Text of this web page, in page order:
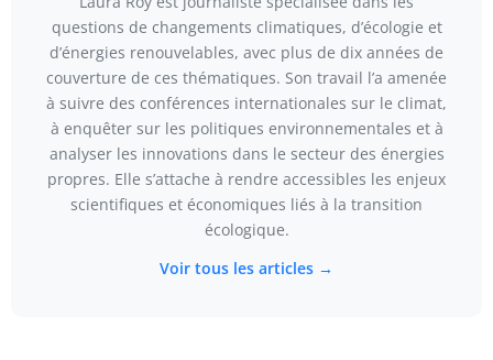
questions de changements climatiques, d’écologie et
d’énergies renouvelables, avec plus de dix années de
couverture de ces thématiques. Son travail l’a amenée
à suivre des conférences internationales sur le climat,
à enquêter sur les politiques environnementales et à
analyser les innovations dans le secteur des énergies
propres. Elle s’attache à rendre accessibles les enjeux
scientifiques et économiques liés à la transition
écologique.
Voir tous les articles →